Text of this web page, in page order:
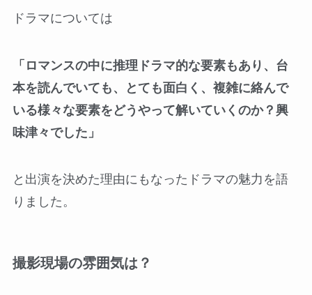
ドラマについては
「ロマンスの中に推理ドラマ的な要素もあり、台
本を読んでいても、とても面白く、複雑に絡んで
いる様々な要素をどうやって解いていくのか？興
味津々でした」
と出演を決めた理由にもなったドラマの魅力を語
りました。
撮影現場の雰囲気は？